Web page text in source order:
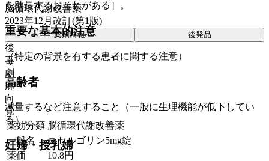
を助長するおそれがある］。
重要な基本的注意
（特定の背景を有する患者に関する注意）
高齢者
減量するなど注意すること（一般に生理機能が低下してい
る）。
妊婦・授乳婦
脳循環代謝改善薬
2023年12月改訂(第1版)
薬剤情報 後発品
後
毒
劇
麻
向
覚
薬効分類 脳循環代謝改善薬
一般名
ニセルゴリン5mg錠
薬価
10.8円